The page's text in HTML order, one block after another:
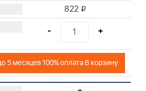
822 i
- +
5 месяцев 100% оплата В корзину